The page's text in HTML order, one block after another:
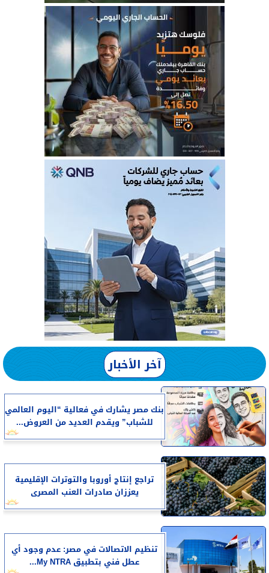
آخر الأخبار
بنك مصر يشارك في فعالية “اليوم العالمي
للشباب” ويقدم العديد من العروض...
تراجع إنتاج أوروبا والتوترات الإقليمية
يعززان صادرات العنب المصرى
تنظيم الاتصالات في مصر: عدم وجود أي
عطل فني بتطبيق My NTRA...